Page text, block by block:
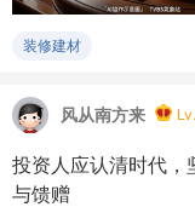
装修建材
风从南方来
投资人应认清时代，
与馈赠